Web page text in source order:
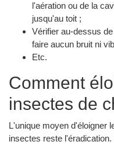
l'aération ou de la
jusqu'au toit ;
Vérifier au-dessus
faire aucun bruit ni
Etc.
Comment
insectes de
L'unique moyen d'éloigner
insectes reste